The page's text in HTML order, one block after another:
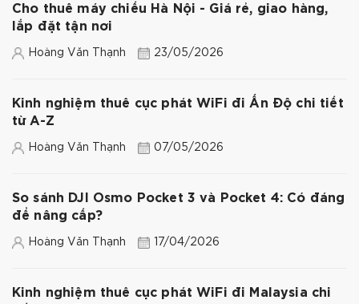
Cho thuê máy chiếu Hà Nội - Giá rẻ, giao hàng,
lắp đặt tận nơi
Hoàng Văn Thạnh 23/05/2026
Kinh nghiệm thuê cục phát WiFi đi Ấn Độ chi tiết
từ A-Z
Hoàng Văn Thạnh 07/05/2026
So sánh DJI Osmo Pocket 3 và Pocket 4: Có đáng
để nâng cấp?
Hoàng Văn Thạnh 17/04/2026
Kinh nghiệm thuê cục phát WiFi đi Malaysia chi